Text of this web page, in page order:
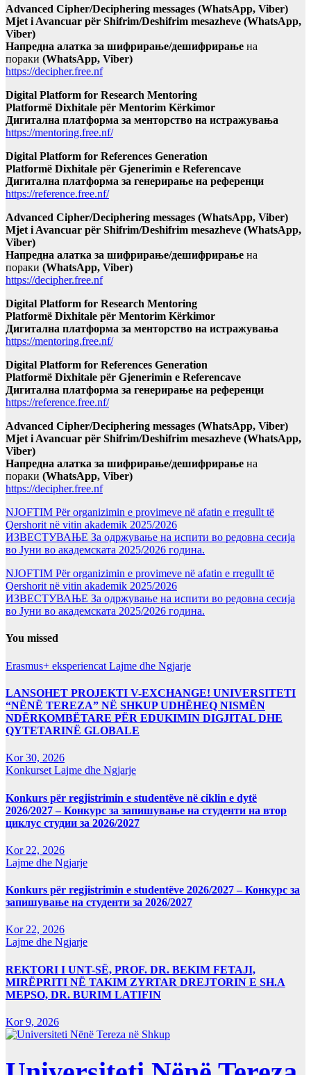
Advanced Cipher/Deciphering messages (WhatsApp, Viber)
Mjet i Avancuar për Shifrim/Deshifrim mesazheve (WhatsApp,
Viber)
Напредна алатка за шифрирање/дешифрирање на
пораки (WhatsApp, Viber)
https://decipher.free.nf
Digital Platform for Research Mentoring
Platformë Dixhitale për Mentorim Kërkimor
Дигитална платформа за менторство на истражувања
https://mentoring.free.nf/
Digital Platform for References Generation
Platformë Dixhitale për Gjenerimin e Referencave
Дигитална платформа за генерирање на референци
https://reference.free.nf/
Advanced Cipher/Deciphering messages (WhatsApp, Viber)
Mjet i Avancuar për Shifrim/Deshifrim mesazheve (WhatsApp,
Viber)
Напредна алатка за шифрирање/дешифрирање на
пораки (WhatsApp, Viber)
https://decipher.free.nf
Digital Platform for Research Mentoring
Platformë Dixhitale për Mentorim Kërkimor
Дигитална платформа за менторство на истражувања
https://mentoring.free.nf/
Digital Platform for References Generation
Platformë Dixhitale për Gjenerimin e Referencave
Дигитална платформа за генерирање на референци
https://reference.free.nf/
Advanced Cipher/Deciphering messages (WhatsApp, Viber)
Mjet i Avancuar për Shifrim/Deshifrim mesazheve (WhatsApp,
Viber)
Напредна алатка за шифрирање/дешифрирање на
пораки (WhatsApp, Viber)
https://decipher.free.nf
NJOFTIM Për organizimin e provimeve në afatin e rregullt të
Qershorit në vitin akademik 2025/2026
ИЗВЕСТУВАЊЕ За одржување на испити во редовна сесија
во Јуни во академската 2025/2026 година.
NJOFTIM Për organizimin e provimeve në afatin e rregullt të
Qershorit në vitin akademik 2025/2026
ИЗВЕСТУВАЊЕ За одржување на испити во редовна сесија
во Јуни во академската 2025/2026 година.
You missed
Erasmus+ eksperiencat Lajme dhe Ngjarje
LANSOHET PROJEKTI V-EXCHANGE! UNIVERSITETI
“NËNË TEREZA” NË SHKUP UDHËHEQ NISMËN
NDËRKOMBËTARE PËR EDUKIMIN DIGJITAL DHE
QYTETARINË GLOBALE
Kor 30, 2026
Konkurset Lajme dhe Ngjarje
Konkurs për regjistrimin e studentëve në ciklin e dytë
2026/2027 – Конкурс за запишување на студенти на втор
циклус студии за 2026/2027
Kor 22, 2026
Lajme dhe Ngjarje
Konkurs për regjistrimin e studentëve 2026/2027 – Конкурс за
запишување на студенти за 2026/2027
Kor 22, 2026
Lajme dhe Ngjarje
REKTORI I UNT-SË, PROF. DR. BEKIM FETAJI,
MIRËPRITI NË TAKIM ZYRTAR DREJTORIN E SH.A
MEPSO, DR. BURIM LATIFIN
Kor 9, 2026